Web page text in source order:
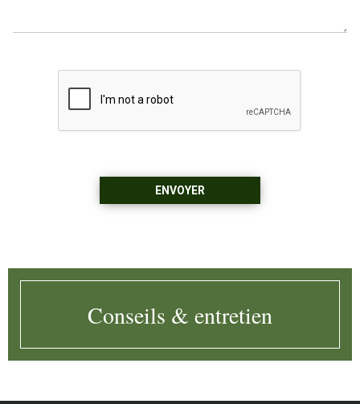
Conseils & entretien